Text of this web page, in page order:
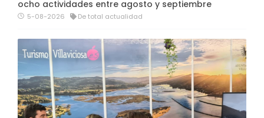
ocho actividades entre agosto y septiembre
5-08-2026 De total actualidad